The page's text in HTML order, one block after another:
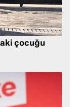
çocuğu